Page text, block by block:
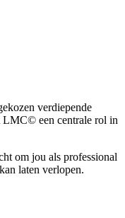
verdiepende
LMC© een centrale rol in
om jou als professional
laten verlopen.